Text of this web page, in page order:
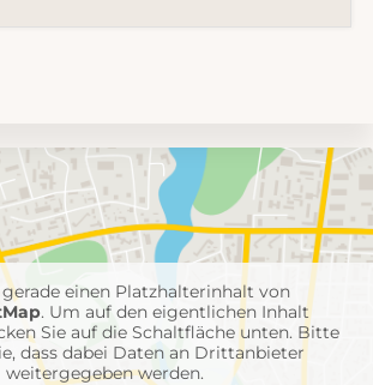
gerade einen Platzhalterinhalt von
. Um auf den eigentlichen Inhalt
Sie auf die Schaltfläche unten. Bitte
dass dabei Daten an Drittanbieter
weitergegeben werden.